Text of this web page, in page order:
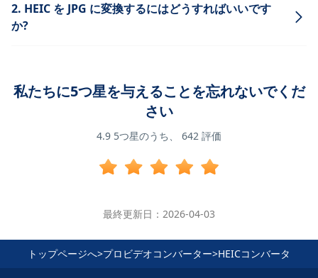
2. HEIC を JPG に変換するにはどうすればいいです
か?
私たちに5つ星を与えることを忘れないでくだ
さい
4.9 5つ星のうち、 642 評価
最終更新日：2026-04-03
トップページへ>プロビデオコンバーター>HEICコンバータ